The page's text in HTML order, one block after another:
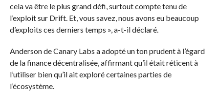
cela va être le plus grand défi, surtout compte tenu de
l’exploit sur Drift. Et, vous savez, nous avons eu beaucoup
d’exploits ces derniers temps », a-t-il déclaré.
Anderson de Canary Labs a adopté un ton prudent à l’égard
de la finance décentralisée, affirmant qu’il était réticent à
l’utiliser bien qu’il ait exploré certaines parties de
l’écosystème.